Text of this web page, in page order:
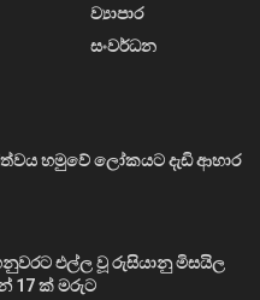
ව්‍යාපාර
සංවර්ධන
හමුවේ ලෝකයට දැඩි ආහාර
එල්ල වූ රුසියානු මිසයිල
17 ක් මරුට